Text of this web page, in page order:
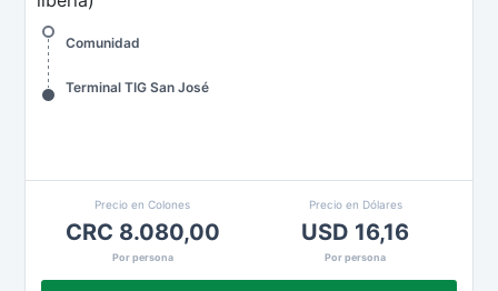
Comunidad
Terminal TIG San José
Precio en Colones
CRC 8.080,00
Por persona
Precio en Dólares
USD 16,16
Por persona